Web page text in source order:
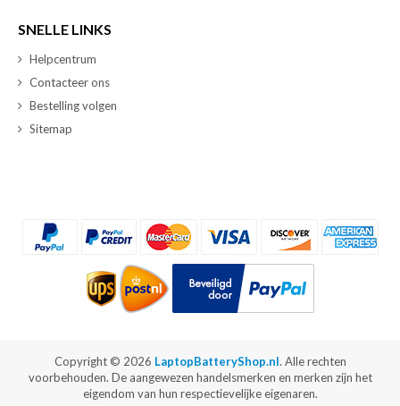
SNELLE LINKS
Helpcentrum
Contacteer ons
Bestelling volgen
Sitemap
Copyright © 2026 LaptopBatteryShop.nl. Alle rechten
voorbehouden. De aangewezen handelsmerken en merken zijn het
eigendom van hun respectievelijke eigenaren.